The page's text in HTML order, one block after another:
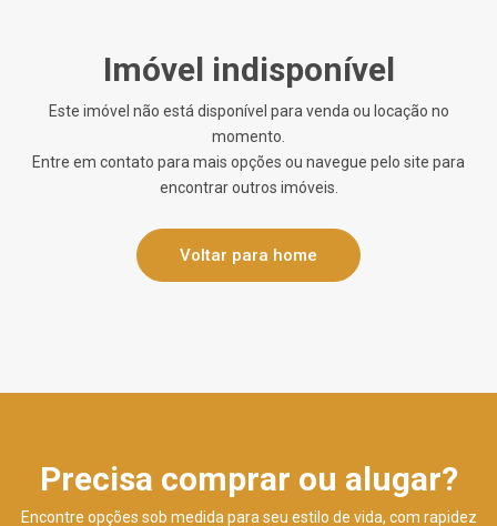
Imóvel indisponível
Este imóvel não está disponível para venda ou locação no
momento.
Entre em contato para mais opções ou navegue pelo site para
encontrar outros imóveis.
Voltar para home
Precisa comprar ou alugar?
Encontre opções sob medida para seu estilo de vida, com rapidez